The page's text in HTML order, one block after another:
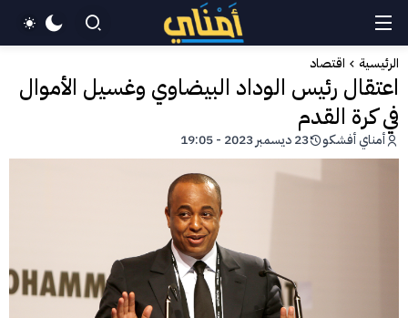
الرئيسية اقتصاد
اعتقال رئيس الوداد البيضاوي وغسيل الأموال
في كرة القدم
أمناي أفشكو 23 ديسمبر 2023 - 19:05